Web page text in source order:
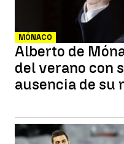
MÓNACO
Alberto de
del verano con
ausencia de su